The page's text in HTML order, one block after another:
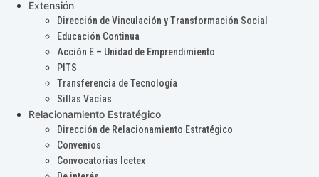
Extensión
Dirección de Vinculación y Transformación Social
Educación Continua
Acción E – Unidad de Emprendimiento
PITS
Transferencia de Tecnología
Sillas Vacías
Relacionamiento Estratégico
Dirección de Relacionamiento Estratégico
Convenios
Convocatorias Icetex